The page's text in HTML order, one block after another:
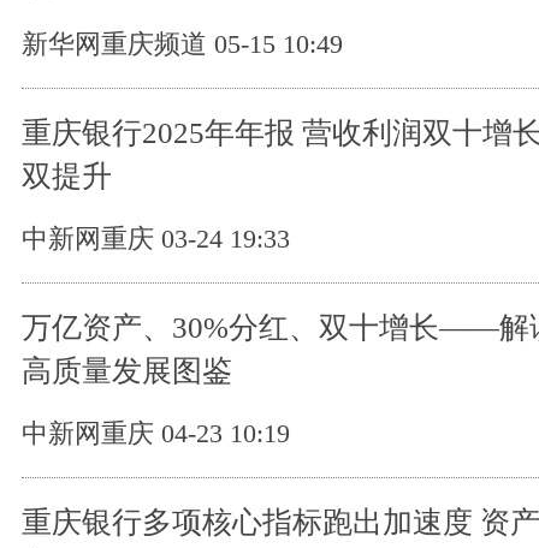
新华网重庆频道 05-15 10:49
重庆银行2025年年报 营收利润双十增
双提升
中新网重庆 03-24 19:33
万亿资产、30%分红、双十增长——解
高质量发展图鉴
中新网重庆 04-23 10:19
重庆银行多项核心指标跑出加速度 资